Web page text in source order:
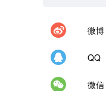
微博
QQ
微信